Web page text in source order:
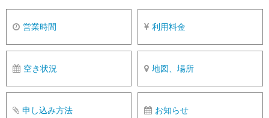
営業時間 利用料金
空き状況 地図、場所
申し込み方法 お知らせ